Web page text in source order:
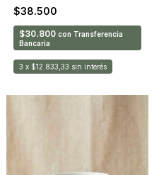
$38.500
$30.800 con Transferencia
Bancaria
3 x $12.833,33 sin interés